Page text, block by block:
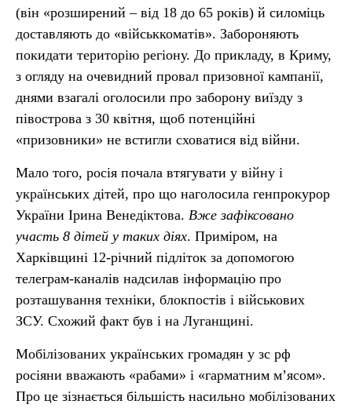
(він «розширений – від 18 до 65 років) й силоміць
доставляють до «військкоматів». Забороняють
покидати територію регіону. До прикладу, в Криму,
з огляду на очевидний провал призовної кампанії,
днями взагалі оголосили про заборону виїзду з
півострова з 30 квітня, щоб потенційні
«призовники» не встигли сховатися від війни.
Мало того, росія почала втягувати у війну і
українських дітей, про що наголосила генпрокурор
України Ірина Венедіктова. Вже зафіксовано
участь 8 дітей у таких діях. Приміром, на
Харківщині 12-річний підліток за допомогою
телеграм-каналів надсилав інформацію про
розташування техніки, блокпостів і військових
ЗСУ. Схожий факт був і на Луганщині.
Мобілізованих українських громадян у зс рф
росіяни вважають «рабами» і «гарматним м’ясом».
Про це зізнається більшість насильно мобілізованих